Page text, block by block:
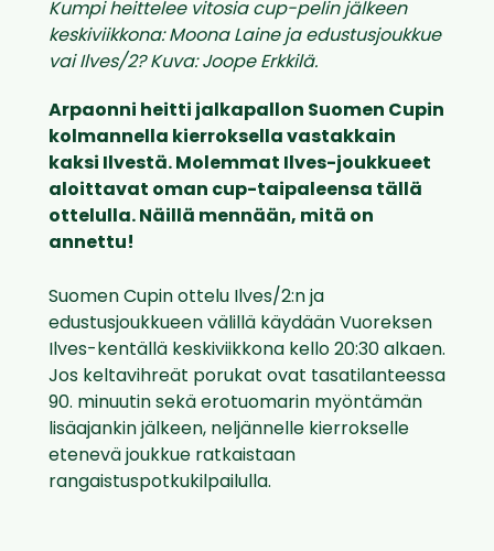
Kumpi heittelee vitosia cup-pelin jälkeen
keskiviikkona: Moona Laine ja edustusjoukkue
vai Ilves/2? Kuva: Joope Erkkilä.
Arpaonni heitti jalkapallon Suomen Cupin
kolmannella kierroksella vastakkain
kaksi Ilvestä. Molemmat Ilves-joukkueet
aloittavat oman cup-taipaleensa tällä
ottelulla. Näillä mennään, mitä on
annettu!
Suomen Cupin ottelu Ilves/2:n ja
edustusjoukkueen välillä käydään Vuoreksen
Ilves-kentällä keskiviikkona kello 20:30 alkaen.
Jos keltavihreät porukat ovat tasatilanteessa
90. minuutin sekä erotuomarin myöntämän
lisäajankin jälkeen, neljännelle kierrokselle
etenevä joukkue ratkaistaan
rangaistuspotkukilpailulla.